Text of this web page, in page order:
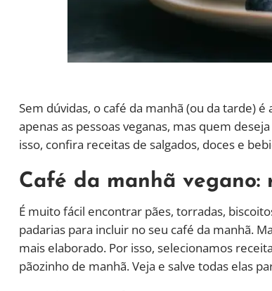
Sem dúvidas, o café da manhã (ou da tarde)
apenas as pessoas veganas, mas quem
isso, confira receitas de salgados, doces e
Café da manhã vegano:
É muito fácil encontrar pães, torradas,
padarias para incluir no seu café da manhã.
mais elaborado. Por isso, selecionamos
pãozinho de manhã. Veja e salve todas elas